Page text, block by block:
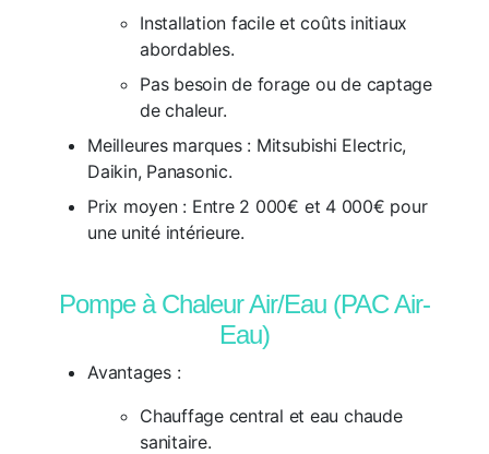
Installation facile et coûts initiaux
abordables.
Pas besoin de forage ou de captage
de chaleur.
Meilleures marques : Mitsubishi Electric,
Daikin, Panasonic.
Prix moyen : Entre 2 000€ et 4 000€ pour
une unité intérieure.
Pompe à Chaleur Air/Eau (PAC Air-
Eau)
Avantages :
Chauffage central et eau chaude
sanitaire.